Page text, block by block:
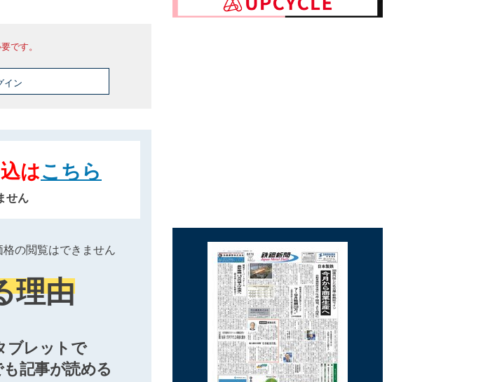
です。
イン
はこちら
せん
の閲覧はできません
理由
ブレットで
記事が読める